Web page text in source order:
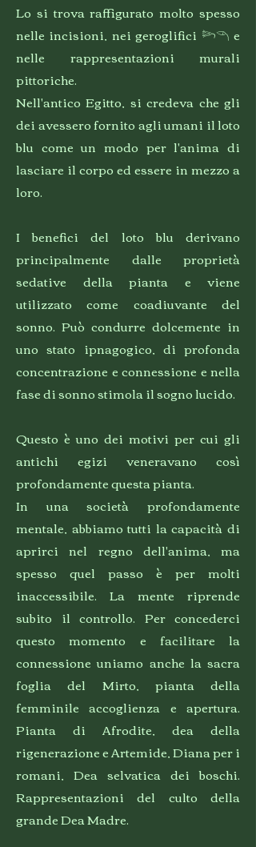
Lo si trova raffigurato molto spesso
nelle incisioni, nei geroglifici 𓆸𓆹 e
nelle rappresentazioni murali
pittoriche.
Nell'antico Egitto, si credeva che gli
dei avessero fornito agli umani il loto
blu come un modo per l'anima di
lasciare il corpo ed essere in mezzo a
loro.
I benefici del loto blu derivano
principalmente dalle proprietà
sedative della pianta e viene
utilizzato come coadiuvante del
sonno. Può condurre dolcemente in
uno stato ipnagogico, di profonda
concentrazione e connessione e nella
fase di sonno stimola il sogno lucido.
Questo è uno dei motivi per cui gli
antichi egizi veneravano così
profondamente questa pianta.
In una società profondamente
mentale, abbiamo tutti la capacità di
aprirci nel regno dell'anima, ma
spesso quel passo è per molti
inaccessibile. La mente riprende
subito il controllo. Per concederci
questo momento e facilitare la
connessione uniamo anche la sacra
foglia del Mirto, pianta della
femminile accoglienza e apertura.
Pianta di Afrodite, dea della
rigenerazione e Artemide, Diana per i
romani, Dea selvatica dei boschi.
Rappresentazioni del culto della
grande Dea Madre.